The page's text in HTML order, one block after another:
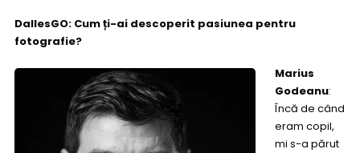
DallesGO: Cum ți-ai descoperit pasiunea pentru
fotografie?
Marius
Godeanu:
Încă de când
eram copil,
mi s-a părut